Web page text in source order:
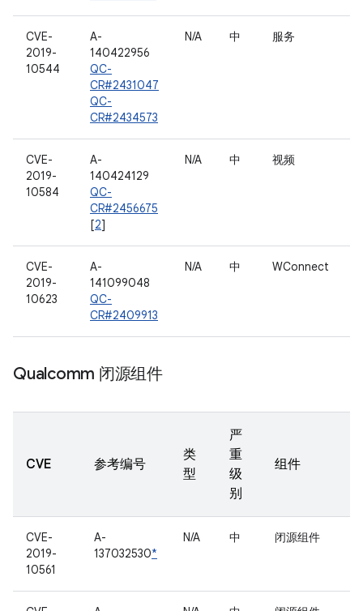
CVE-
2019-
10544
A-
140422956
QC-
CR#2431047
QC-
CR#2434573
N/A 中 服务
CVE-
2019-
10584
A-
140424129
QC-
CR#2456675
[2]
N/A 中 视频
CVE-
2019-
10623
A-
141099048
QC-
CR#2409913
N/A 中 WConnect
Qualcomm 闭源组件
CVE 参考编号
类
型
严
重
级
别
组件
CVE-
2019-
10561
A-
137032530*
N/A 中 闭源组件